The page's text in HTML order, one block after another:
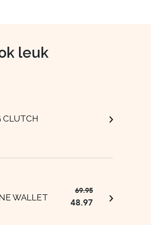
leuk
CLUTCH
WALLET
69.95
prijs
48.97
Huidige
prijs